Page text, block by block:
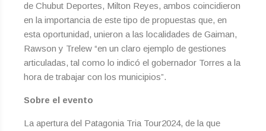
de Chubut Deportes, Milton Reyes, ambos coincidieron
en la importancia de este tipo de propuestas que, en
esta oportunidad, unieron a las localidades de Gaiman,
Rawson y Trelew “en un claro ejemplo de gestiones
articuladas, tal como lo indicó el gobernador Torres a la
hora de trabajar con los municipios”.
Sobre el evento
La apertura del Patagonia Tria Tour2024, de la que